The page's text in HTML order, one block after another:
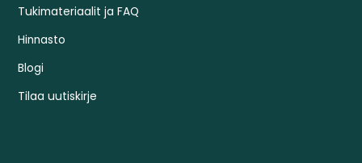
Tukimateriaalit ja FAQ
Hinnasto
Blogi
Tilaa uutiskirje